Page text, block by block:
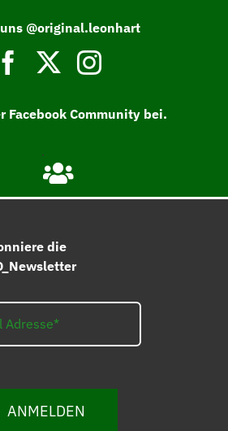
@original.leonhart
Facebook Community bei.
die
ANMELDEN